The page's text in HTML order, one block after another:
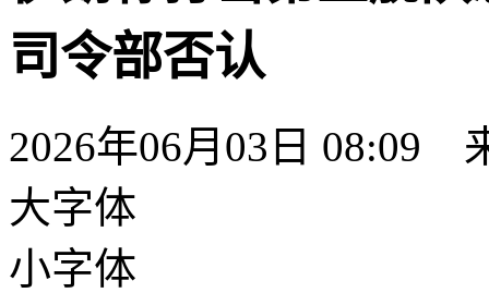
司令部否认
2026年06月03日 08:09
大字体
小字体